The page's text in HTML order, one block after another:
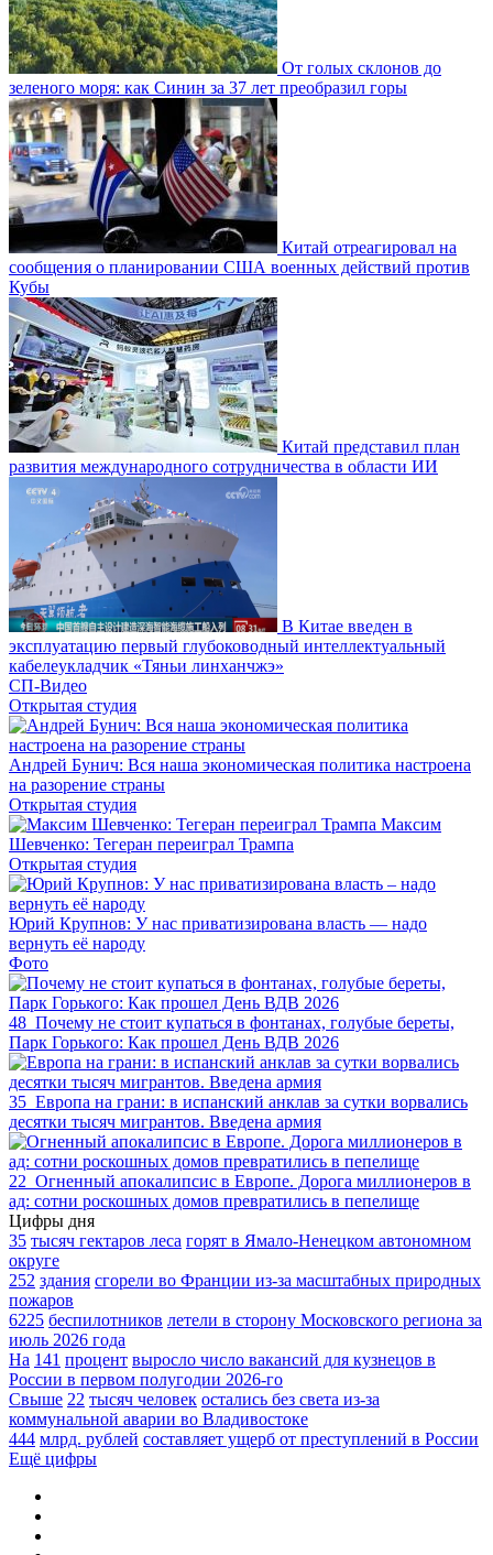
От голых склонов до
зеленого моря: как Синин за 37 лет преобразил горы
Китай отреагировал на
сообщения о планировании США военных действий против
Кубы
Китай представил план
развития международного сотрудничества в области ИИ
В Китае введен в
эксплуатацию первый глубоководный интеллектуальный
кабелеукладчик «Тяньи линханчжэ»
СП-Видео
Открытая студия
Андрей Бунич: Вся наша экономическая политика настроена
на разорение страны
Открытая студия
Максим
Шевченко: Тегеран переиграл Трампа
Открытая студия
Юрий Крупнов: У нас приватизирована власть — надо
вернуть её народу
Фото
48 Почему не стоит купаться в фонтанах, голубые береты,
Парк Горького: Как прошел День ВДВ 2026
35 Европа на грани: в испанский анклав за сутки ворвались
десятки тысяч мигрантов. Введена армия
22 Огненный апокалипсис в Европе. Дорога миллионеров в
ад: сотни роскошных домов превратились в пепелище
Цифры дня
35 тысяч гектаров леса горят в Ямало-Ненецком автономном
округе
252 здания сгорели во Франции из-за масштабных природных
пожаров
6225 беспилотников летели в сторону Московского региона за
июль 2026 года
На 141 процент выросло число вакансий для кузнецов в
России в первом полугодии 2026-го
Свыше 22 тысяч человек остались без света из-за
коммунальной аварии во Владивостоке
444 млрд. рублей составляет ущерб от преступлений в России
Ещё цифры